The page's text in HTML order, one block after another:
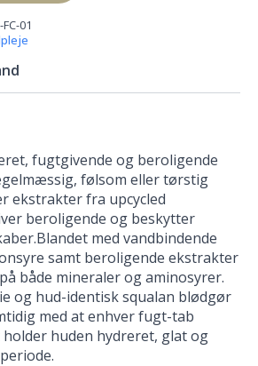
FC-01
fugtgivende og beroligende
følsom eller tørstig
ekstrakter fra upcycled
beroligende og beskytter
med vandbindende
samt beroligende ekstrakter
både mineraler og aminosyrer.
og hud-identisk squalan blødgør
med at enhver fugt-tab
huden hydreret, glat og